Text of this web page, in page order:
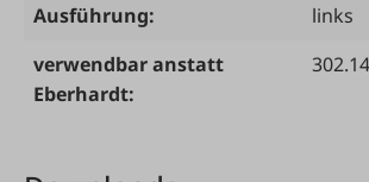
Ausführung:
links
verwendbar anstatt
Eberhardt: